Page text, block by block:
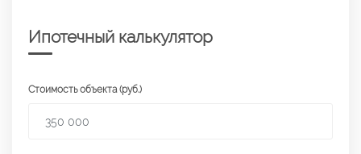
Ипотечный калькулятор
Стоимость объекта (руб.)